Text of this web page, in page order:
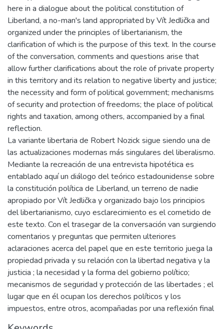
here in a dialogue about the political constitution of
Liberland, a no-man's land appropriated by Vít Jedlička and
organized under the principles of libertarianism, the
clarification of which is the purpose of this text. In the course
of the conversation, comments and questions arise that
allow further clarifications about the role of private property
in this territory and its relation to negative liberty and justice;
the necessity and form of political government; mechanisms
of security and protection of freedoms; the place of political
rights and taxation, among others, accompanied by a final
reflection.
La variante libertaria de Robert Nozick sigue siendo una de
las actualizaciones modernas más singulares del liberalismo.
Mediante la recreación de una entrevista hipotética es
entablado aquí un diálogo del teórico estadounidense sobre
la constitución política de Liberland, un terreno de nadie
apropiado por Vít Jedlička y organizado bajo los principios
del libertarianismo, cuyo esclarecimiento es el cometido de
este texto. Con el trasegar de la conversación van surgiendo
comentarios y preguntas que permiten ulteriores
aclaraciones acerca del papel que en este territorio juega la
propiedad privada y su relación con la libertad negativa y la
justicia ; la necesidad y la forma del gobierno político;
mecanismos de seguridad y protección de las libertades ; el
lugar que en él ocupan los derechos políticos y los
impuestos, entre otros, acompañadas por una reflexión final